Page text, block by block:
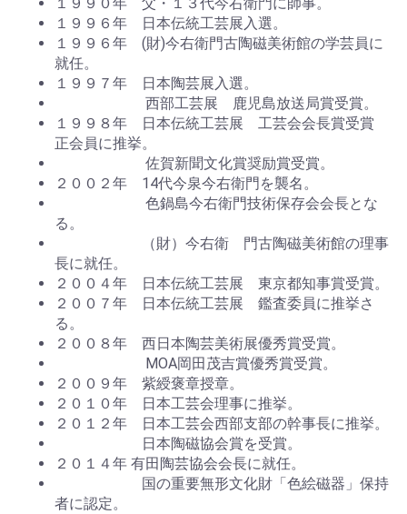
１９９０年 父・１３代今右衛門に師事。
１９９６年 日本伝統工芸展入選。
１９９６年 (財)今右衛門古陶磁美術館の学芸員に
就任。
１９９７年 日本陶芸展入選。
西部工芸展 鹿児島放送局賞受賞。
１９９８年 日本伝統工芸展 工芸会会長賞受賞
正会員に推挙。
佐賀新聞文化賞奨励賞受賞。
２００２年 14代今泉今右衛門を襲名。
色鍋島今右衛門技術保存会会長とな
る。
（財）今右衛 門古陶磁美術館の理事
長に就任。
２００４年 日本伝統工芸展 東京都知事賞受賞。
２００７年 日本伝統工芸展 鑑査委員に推挙さ
る。
２００８年 西日本陶芸美術展優秀賞受賞。
MOA岡田茂吉賞優秀賞受賞。
２００９年 紫綬褒章授章。
２０１０年 日本工芸会理事に推挙。
２０１２年 日本工芸会西部支部の幹事長に推挙。
日本陶磁協会賞を受賞。
２０１４年 有田陶芸協会会長に就任。
国の重要無形文化財「色絵磁器」保持
者に認定。